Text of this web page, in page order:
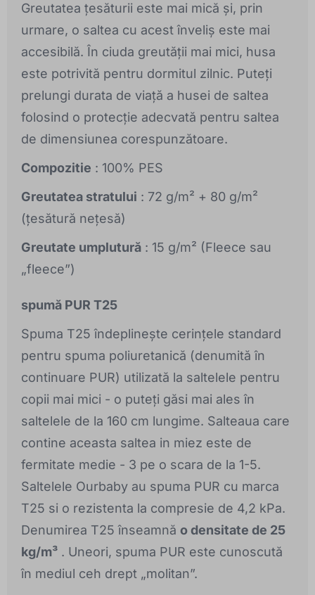
Greutatea țesăturii este mai mică și, prin
urmare, o saltea cu acest înveliș este mai
accesibilă. În ciuda greutății mai mici, husa
este potrivită pentru dormitul zilnic. Puteți
prelungi durata de viață a husei de saltea
folosind o protecție adecvată pentru saltea
de dimensiunea corespunzătoare.
Compozitie : 100% PES
Greutatea stratului : 72 g/m² + 80 g/m²
(țesătură nețesă)
Greutate umplutură : 15 g/m² (Fleece sau
„fleece”)
spumă PUR T25
Spuma T25 îndeplinește cerințele standard
pentru spuma poliuretanică (denumită în
continuare PUR) utilizată la saltelele pentru
copii mai mici - o puteți găsi mai ales în
saltelele de la 160 cm lungime. Salteaua care
contine aceasta saltea in miez este de
fermitate medie - 3 pe o scara de la 1-5.
Saltelele Ourbaby au spuma PUR cu marca
T25 si o rezistenta la compresie de 4,2 kPa.
Denumirea T25 înseamnă o densitate de 25
kg/m³ . Uneori, spuma PUR este cunoscută
în mediul ceh drept „molitan”.